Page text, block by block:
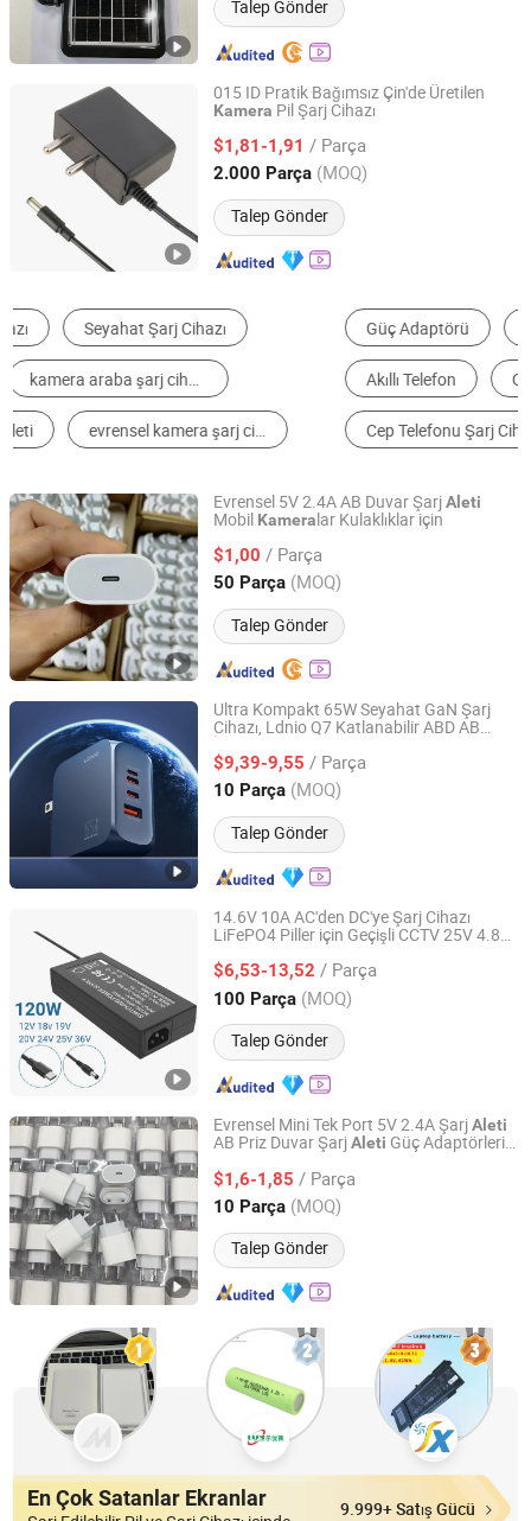
Talep Gönder
015 ID Pratik Bağımsız Çin'de Üretilen
Kamera Pil Şarj Cihazı
$1,81-1,91 / Parça
2.000 Parça (MOQ)
Talep Gönder
Shenzhen Chanzeho Technology Co., Limited
Guangdong, China Fiyat 2026
Güç Adaptörü Şarj Edilebilir Pil ve Şarj Cihazı
Akıllı Telefon Cep Telefonu Kablosu
Cep Telefonu Şarj Cihazı Taşınabilir Şarj Cihazı
Evrensel 5V 2.4A AB Duvar ŞarjAleti
Mobil Kameralar Kulaklıklar için
$1,00 / Parça
50 Parça (MOQ)
Talep Gönder
Guangzhou Chuangyaji Trading Co., Ltd.
Guangdong, China Fiyat 2026
Ultra Kompakt 65W Seyahat GaN Şarj
Cihazı, Ldnio Q7 Katlanabilir ABD AB
MacBook, iPhone, Samsung,
- Taşınabilir Güç
$9,39-9,55 / Parça
10 Parça (MOQ)
Talep Gönder
Guangdong Ldnio Electronic Technology Co., Ltd.
Guangdong, China Fiyat 2019
14.6V 10A AC'den DC'ye Şarj Cihazı
LiFePO4 Piller için Geçişli CCTV 25V 4.8A
Orijinal 20V 6A GaN C14 Adaptör
$6,53-13,52 / Parça
100 Parça (MOQ)
Talep Gönder
Guangdong MYIXI Technology Co., Ltd.
Guangdong, China Fiyat 2023
Evrensel Mini Tek Port 5V 2.4A ŞarjAleti
AB Priz Duvar ŞarjAleti Güç Adaptörleri
Kulaklıklar
$1,6-1,85 / Parça
10 Parça (MOQ)
Talep Gönder
Shenzhen Yujia'an Technology Co., Ltd.
Guangdong, China Fiyat 2025
En Çok Satanlar Ekranlar 9.999+ Satış Gücü